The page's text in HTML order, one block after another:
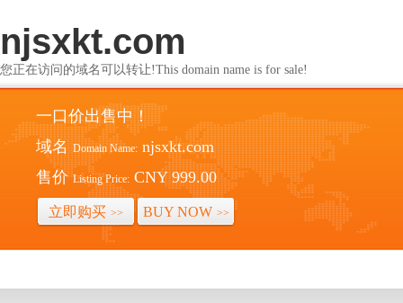
njsxkt.com
您正在访问的域名可以转让!This domain name is for sale!
一口价出售中！
域名 Domain Name: njsxkt.com
售价 Listing Price: CNY 999.00
立即购买 >> BUY NOW >>